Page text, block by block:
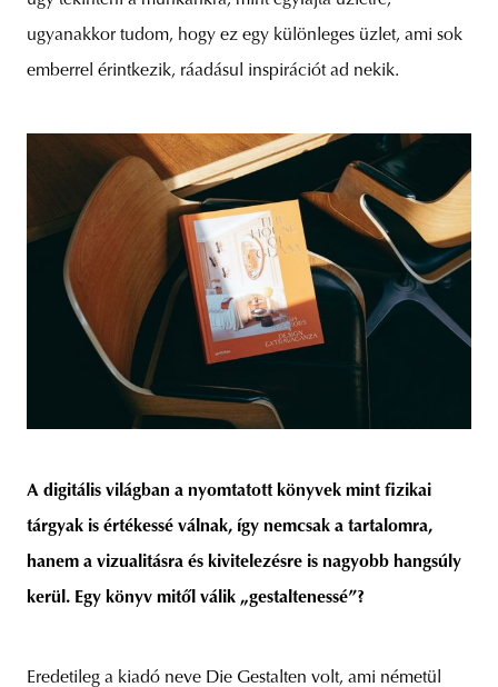
ugyanakkor tudom, hogy ez egy különleges üzlet, ami sok
emberrel érintkezik, ráadásul inspirációt ad nekik.
A digitális világban a nyomtatott könyvek mint fizikai
tárgyak is értékessé válnak, így nemcsak a tartalomra,
hanem a vizualitásra és kivitelezésre is nagyobb hangsúly
kerül. Egy könyv mitől válik „gestaltenessé”?
Eredetileg a kiadó neve Die Gestalten volt, ami németül